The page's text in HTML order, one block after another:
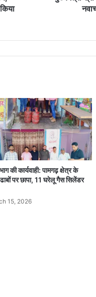
पा
वे
श
औ
र
न
वा
र
की कार्यवाही: पामगढ़ क्षेत्र के
पर छापा, 11 घरेलू गैस सिलेंडर
15, 2026